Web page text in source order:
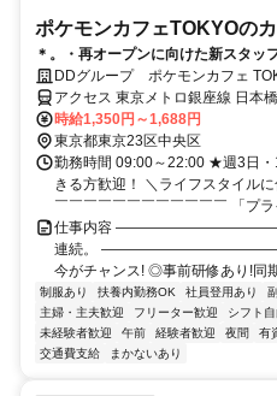
ポケモンカフェTOKYOの
＊。・再オープンに向けた新スタッ
れたエンタメカフェ】 *。・ 最高の
DDグループ ポケモンカフェ
アクセス 東京メトロ銀座線 日本
京浜東北線 東京八重洲北口徒歩
A6口徒歩約16分 ■JR「東京駅」
「日本橋駅」直結●都営地下鉄 浅
時給1,350円～1,688円
東京都東京23区中央区
勤務時間 09:00～22:00 ★週3日
きる方歓迎！ ＼ライフスタイル
￣￣￣￣￣￣￣￣￣￣￣￣ 「プラ
仕事内容
連続。
今がチャンス! ◎事前研修あり!同
制服あり 扶養内勤務OK 社員登用あり
主婦・主夫歓迎
フリーター歓迎 シフト自
未経験者歓迎
午前 経験者歓迎 夜間 有
交通費支給
まかないあり